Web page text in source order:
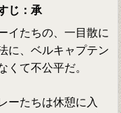
じ：承
イたちの、一目散に
に、ベルキャプテン
くて不公平だ。
ーたちは休憩に入